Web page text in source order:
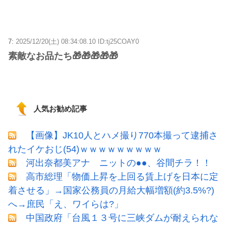
7: 2025/12/20(土) 08:34:08.10 ID:tj25COAY0
素敵なお品たち🎁🎁🎁🎁🎁
人気お勧め記事
【画像】JK10人とハメ撮り770本撮って逮捕さ
れたイケおじ(54)ｗｗｗｗｗｗｗｗｗ
河出奈都美アナ ニットの●●、谷間チラ！！
高市総理「物価上昇を上回る賃上げを日本に定
着させる」→国家公務員の月給大幅増額(約3.5%?)
へ→庶民「え、ワイらは?」
中国政府「台風１３号に三峡ダムが耐えられな